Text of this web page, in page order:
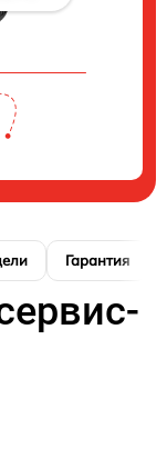
Гарантия